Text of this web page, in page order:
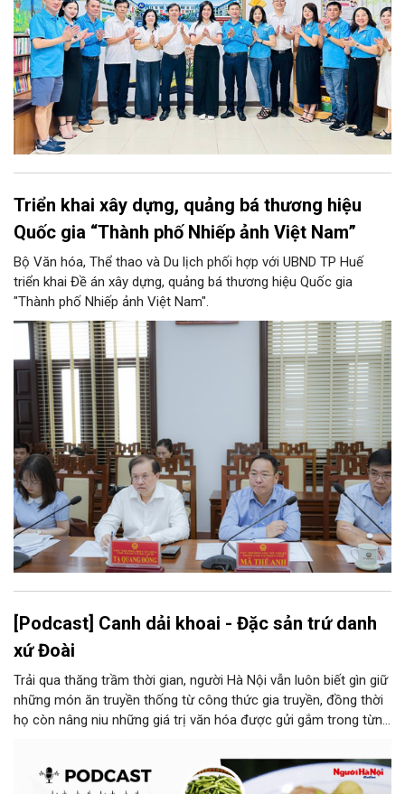
Triển khai xây dựng, quảng bá thương hiệu
Quốc gia “Thành phố Nhiếp ảnh Việt Nam”
Bộ Văn hóa, Thể thao và Du lịch phối hợp với UBND TP Huế
triển khai Đề án xây dựng, quảng bá thương hiệu Quốc gia
"Thành phố Nhiếp ảnh Việt Nam".
[Podcast] Canh dải khoai - Đặc sản trứ danh
xứ Đoài
Trải qua thăng trầm thời gian, người Hà Nội vẫn luôn biết gìn giữ
những món ăn truyền thống từ công thức gia truyền, đồng thời
họ còn nâng niu những giá trị văn hóa được gửi gắm trong từng
thức. Và canh dải khoai là một món ăn như thế.